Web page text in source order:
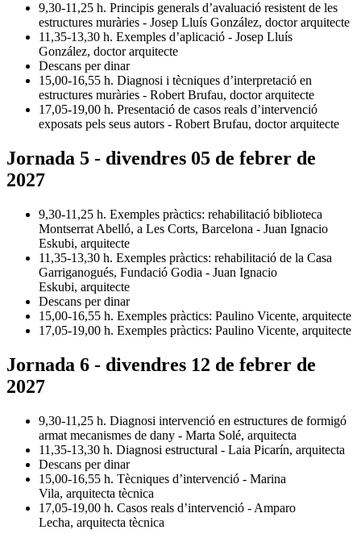
9,30-11,25 h. Principis generals d’avaluació resistent de les
estructures muràries - Josep Lluís González, doctor arquitecte
11,35-13,30 h. Exemples d’aplicació - Josep Lluís
González, doctor arquitecte
Descans per dinar
15,00-16,55 h. Diagnosi i tècniques d’interpretació en
estructures muràries - Robert Brufau, doctor arquitecte
17,05-19,00 h. Presentació de casos reals d’intervenció
exposats pels seus autors - Robert Brufau, doctor arquitecte
Jornada 5 - divendres 05 de febrer de
2027
9,30-11,25 h. Exemples pràctics: rehabilitació biblioteca
Montserrat Abelló, a Les Corts, Barcelona - Juan Ignacio
Eskubi, arquitecte
11,35-13,30 h. Exemples pràctics: rehabilitació de la Casa
Garriganogués, Fundació Godia - Juan Ignacio
Eskubi, arquitecte
Descans per dinar
15,00-16,55 h. Exemples pràctics: Paulino Vicente, arquitecte
17,05-19,00 h. Exemples pràctics: Paulino Vicente, arquitecte
Jornada 6 - divendres 12 de febrer de
2027
9,30-11,25 h. Diagnosi intervenció en estructures de formigó
armat mecanismes de dany - Marta Solé, arquitecta
11,35-13,30 h. Diagnosi estructural - Laia Picarín, arquitecta
Descans per dinar
15,00-16,55 h. Tècniques d’intervenció - Marina
Vila, arquitecta tècnica
17,05-19,00 h. Casos reals d’intervenció - Amparo
Lecha, arquitecta tècnica